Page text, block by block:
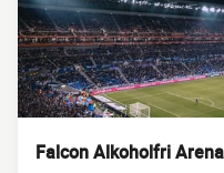
Falcon Alkoholfri